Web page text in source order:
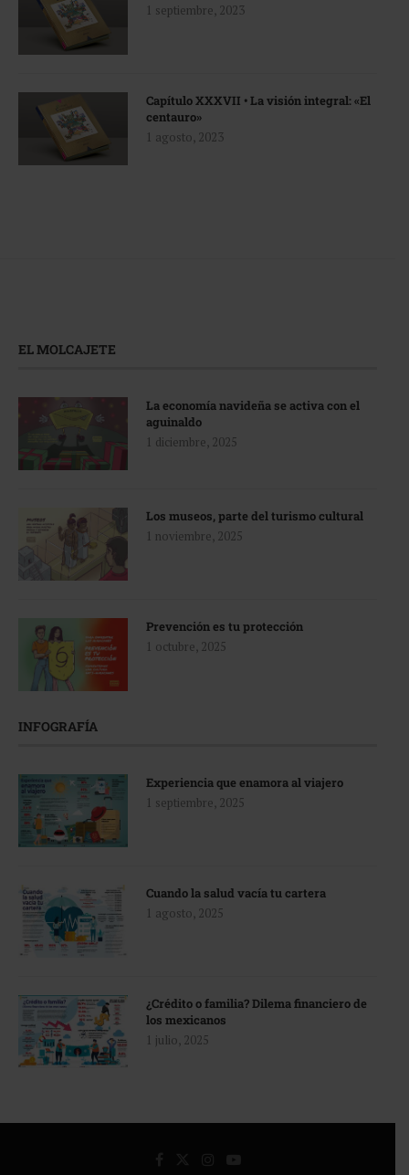
1 septiembre, 2023
Capítulo XXXVII • La visión integral: «El
centauro»
1 agosto, 2023
EL MOLCAJETE
La economía navideña se activa con el
aguinaldo
1 diciembre, 2025
Los museos, parte del turismo cultural
1 noviembre, 2025
Prevención es tu protección
1 octubre, 2025
INFOGRAFÍA
Experiencia que enamora al viajero
1 septiembre, 2025
Cuando la salud vacía tu cartera
1 agosto, 2025
¿Crédito o familia? Dilema financiero de
los mexicanos
1 julio, 2025